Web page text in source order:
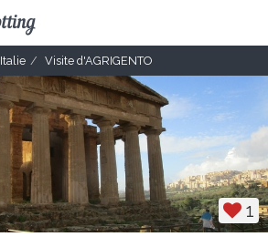
Italie Visite d'AGRIGENTO
1